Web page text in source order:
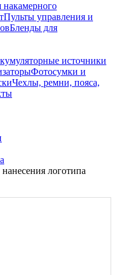
накамерного
Пульты управления и
Бленды для
источники
Фотосумки и
Чехлы, ремни, пояса,
логотипа